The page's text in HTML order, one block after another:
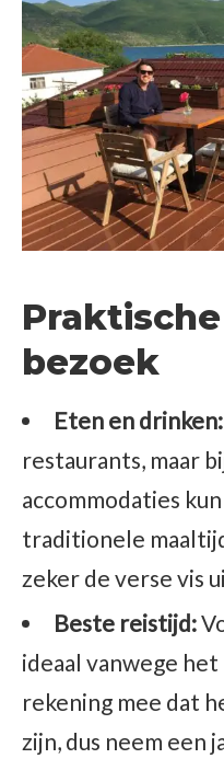
bezoek
Eten en drinken:
restaurants, maar
accommodaties
traditionele
zeker de verse vis
Beste reistijd:
ideaal vanwege
rekening mee dat
zijn, dus neem een